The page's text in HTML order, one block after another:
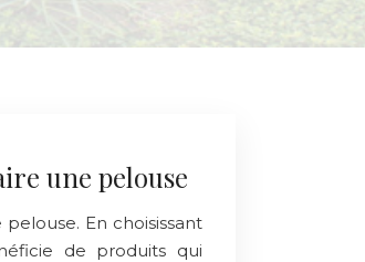
une pelouse
En choisissant
de produits qui